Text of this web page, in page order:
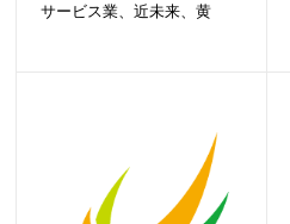
サービス業、近未来、黄